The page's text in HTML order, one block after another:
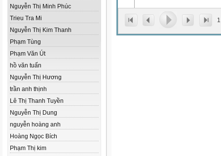
Nguyễn Thị Minh Phúc
Trieu Tra Mi
Nguyễn Thị Kim Thanh
Phạm Tùng
Phạm Văn Út
hồ văn tuấn
Nguyễn Thị Hương
trần anh thịnh
Lê Thị Thanh Tuyền
Nguyễn Thị Dung
nguyễn hoàng anh
Hoàng Ngọc Bích
Phạm Thị kim
1